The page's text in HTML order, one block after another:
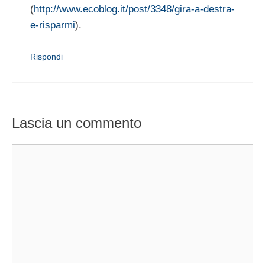
(http://www.ecoblog.it/post/3348/gira-a-destra-
e-risparmi).
Rispondi
Lascia un commento